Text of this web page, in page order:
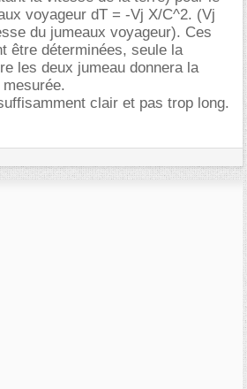
voyageur dT = -Vj X/C^2. (Vj
du jumeaux voyageur). Ces
être déterminées, seule la
les deux jumeau donnera la
clair et pas trop long.